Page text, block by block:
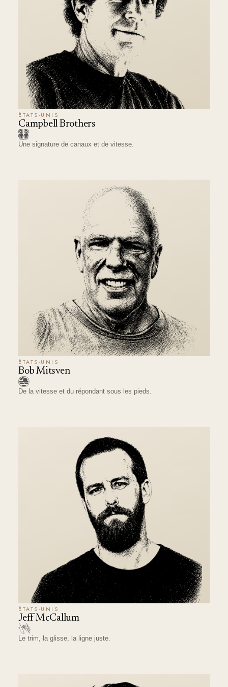
ÉTATS-UNIS
Campbell Brothers
Une signature de canaux et de vitesse.
ÉTATS-UNIS
Bob Mitsven
De la vitesse et du répondant sous les pieds.
ÉTATS-UNIS
Jeff McCallum
Le trim, la glisse, la ligne juste.